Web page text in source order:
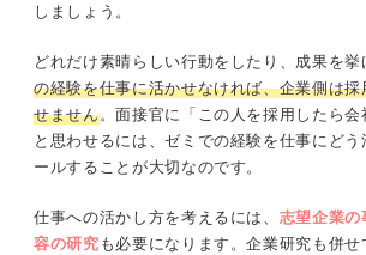
しましょう。
どれだけ素晴らしい行動をしたり、成果を挙
の経験を仕事に活かせなければ、企業側は
せません。面接官に「この人を採用したら会
と思わせるには、ゼミでの経験を仕事にど
ールすることが大切なのです。
仕事への活かし方を考えるには、 志望企業の
容の研究 も必要になります。企業研究も併せ